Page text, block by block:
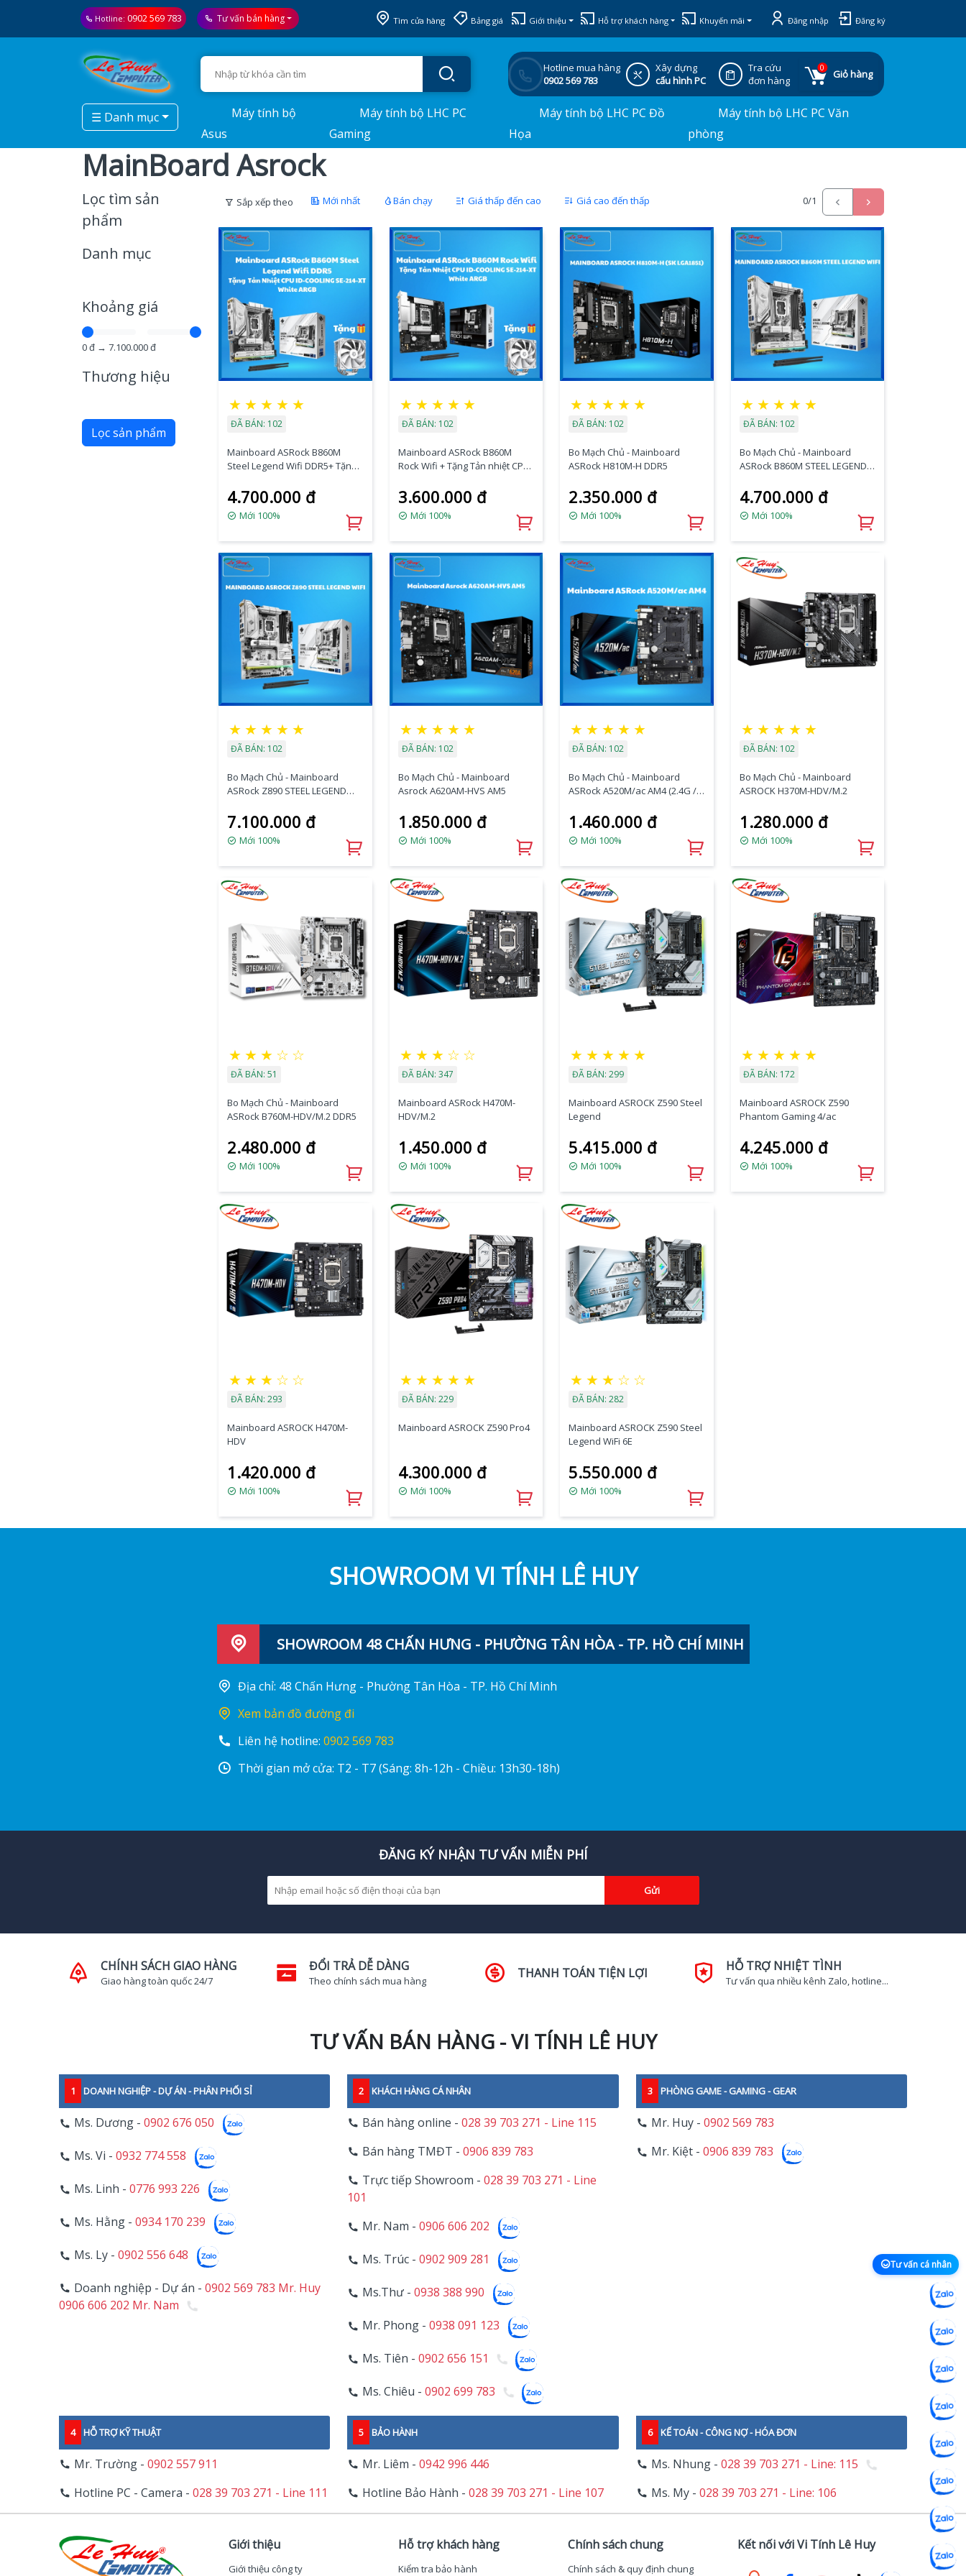
Hotline: 0902 569 783 Tư vấn bán hàng Tìm cửa hàng Bảng giá Giới thiệu Hỗ trợ khách hàng Khuyến mãi Đăng nhập Đăng ký
Hotline mua hàng
0902 569 783
Xây dựng
cấu hình PC
Tra cứu
đơn hàng
0
Giỏ hàng
☰ Danh mục
Máy tính bộ
Asus
Máy tính bộ LHC PC
Gaming
Máy tính bộ LHC PC Đồ
Họa
Máy tính bộ LHC PC Văn
phòng
MainBoard Asrock
Lọc tìm sản
phẩm
Danh mục
Khoảng giá
0đ → 7.100.000đ
Thương hiệu
Lọc sản phẩm
Sắp xếp theo Mới nhất Bán chạy Giá thấp đến cao Giá cao đến thấp 0/1
★ ★ ★ ★ ★
ĐÃ BÁN: 102
Mainboard ASRock B860M
Steel Legend Wifi DDR5+ Tặng
214-XT White ARGB
4.700.000 đ
Mới 100%
★ ★ ★ ★ ★
ĐÃ BÁN: 102
Mainboard ASRock B860M
Rock Wifi + Tặng Tản nhiệt CPU
ARGB
3.600.000 đ
Mới 100%
★ ★ ★ ★ ★
ĐÃ BÁN: 102
Bo Mạch Chủ - Mainboard
ASRock H810M-H DDR5
2.350.000 đ
Mới 100%
★ ★ ★ ★ ★
ĐÃ BÁN: 102
Bo Mạch Chủ - Mainboard
ASRock B860M STEEL LEGEND
4.700.000 đ
Mới 100%
★ ★ ★ ★ ★
ĐÃ BÁN: 102
Bo Mạch Chủ - Mainboard
ASRock Z890 STEEL LEGEND
7.100.000 đ
Mới 100%
★ ★ ★ ★ ★
ĐÃ BÁN: 102
Bo Mạch Chủ - Mainboard
Asrock A620AM-HVS AM5
1.850.000 đ
Mới 100%
★ ★ ★ ★ ★
ĐÃ BÁN: 102
Bo Mạch Chủ - Mainboard
ASRock A520M/ac AM4 (2.4G /
1.460.000 đ
Mới 100%
★ ★ ★ ★ ★
ĐÃ BÁN: 102
Bo Mạch Chủ - Mainboard
ASROCK H370M-HDV/M.2
1.280.000 đ
Mới 100%
★ ★ ★ ☆ ☆
ĐÃ BÁN: 51
Bo Mạch Chủ - Mainboard
ASRock B760M-HDV/M.2 DDR5
2.480.000 đ
Mới 100%
★ ★ ★ ☆ ☆
ĐÃ BÁN: 347
Mainboard ASRock H470M-
HDV/M.2
1.450.000 đ
Mới 100%
★ ★ ★ ★ ★
ĐÃ BÁN: 299
Mainboard ASROCK Z590 Steel
Legend
5.415.000 đ
Mới 100%
★ ★ ★ ★ ★
ĐÃ BÁN: 172
Mainboard ASROCK Z590
Phantom Gaming 4/ac
4.245.000 đ
Mới 100%
★ ★ ★ ☆ ☆
ĐÃ BÁN: 293
Mainboard ASROCK H470M-
HDV
1.420.000 đ
Mới 100%
★ ★ ★ ★ ★
ĐÃ BÁN: 229
Mainboard ASROCK Z590 Pro4
4.300.000 đ
Mới 100%
★ ★ ★ ☆ ☆
ĐÃ BÁN: 282
Mainboard ASROCK Z590 Steel
Legend WiFi 6E
5.550.000 đ
Mới 100%
SHOWROOM VI TÍNH LÊ HUY
SHOWROOM 48 CHẤN HƯNG - PHƯỜNG TÂN HÒA - TP. HỒ CHÍ MINH
Địa chỉ: 48 Chấn Hưng - Phường Tân Hòa - TP. Hồ Chí Minh
Xem bản đồ đường đi
Liên hệ hotline: 0902 569 783
Thời gian mở cửa: T2 - T7 (Sáng: 8h-12h - Chiều: 13h30-18h)
ĐĂNG KÝ NHẬN TƯ VẤN MIỄN PHÍ
Gửi
CHÍNH SÁCH GIAO HÀNG
Giao hàng toàn quốc 24/7
ĐỔI TRẢ DỄ DÀNG
Theo chính sách mua hàng
THANH TOÁN TIỆN LỢI HỖ TRỢ NHIỆT TÌNH
Tư vấn qua nhiều kênh Zalo, hotline...
TƯ VẤN BÁN HÀNG - VI TÍNH LÊ HUY
1 DOANH NGHIỆP - DỰ ÁN - PHÂN PHỐI SỈ
Ms. Dương - 0902 676 050
Ms. Vi - 0932 774 558
Ms. Linh - 0776 993 226
Ms. Hằng - 0934 170 239
Ms. Ly - 0902 556 648
Doanh nghiệp - Dự án - 0902 569 783 Mr. Huy
0906 606 202 Mr. Nam
2 KHÁCH HÀNG CÁ NHÂN
Bán hàng online -028 39 703 271 - Line 115
Bán hàng TMĐT -0906 839 783
Trực tiếp Showroom -028 39 703 271 - Line
101
Mr. Nam -0906 606 202
Ms. Trúc -0902 909 281
Ms.Thư -0938 388 990
Mr. Phong -0938 091 123
Ms. Tiên -0902 656 151
Ms. Chiêu -0902 699 783
3 PHÒNG GAME - GAMING - GEAR
Mr. Huy - 0902 569 783
Mr. Kiệt - 0906 839 783
4 HỖ TRỢ KỸ THUẬT
Mr. Trường - 0902 557 911
Hotline PC - Camera - 028 39 703 271 - Line 111
5 BẢO HÀNH
Mr. Liêm -0942 996 446
Hotline Bảo Hành -028 39 703 271 - Line 107
6 KẾ TOÁN - CÔNG NỢ - HÓA ĐƠN
Ms. Nhung - 028 39 703 271 - Line: 115
Ms. My - 028 39 703 271 - Line: 106
Giới thiệu
Giới thiệu công ty
Hỗ trợ khách hàng
Kiểm tra bảo hành
Chính sách chung
Chính sách & quy định chung
Kết nối với Vi Tính Lê Huy
Tư vấn cá nhân